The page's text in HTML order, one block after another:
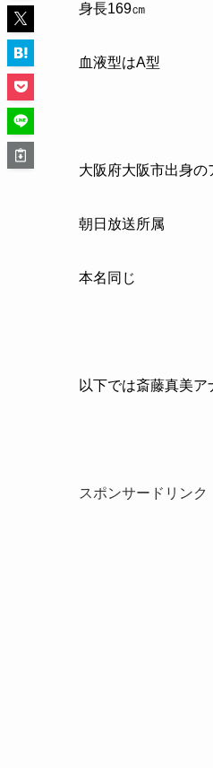
身長169㎝
血液型はA型
大阪府大阪市出身の
朝日放送所属
本名同じ
以下では斎藤真美
スポンサードリンク